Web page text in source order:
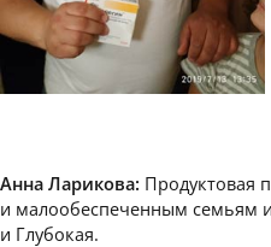
Анна Ларикова: Продуктовая
и малообеспеченным семьям
и Глубокая.